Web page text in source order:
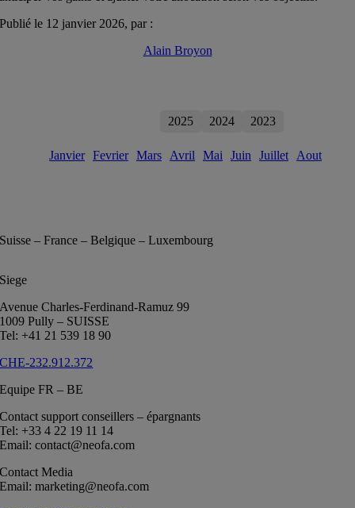
Publié le 12 janvier 2026, par :
Alain Broyon
2025 2024 2023
Janvier Fevrier Mars Avril Mai Juin Juillet Aout
Suisse – France – Belgique – Luxembourg
Siege
Avenue Charles-Ferdinand-Ramuz 99
1009 Pully – SUISSE
Tel: +41 21 539 18 90
CHE-232.912.372
Equipe FR – BE
Contact support conseillers – épargnants
Tel: +33 4 22 19 11 14
Email: contact@neofa.com
Contact Media
Email: marketing@neofa.com